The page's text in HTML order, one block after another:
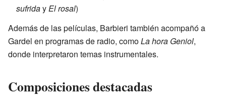
sufridayEl rosal)
Además de las películas, Barbieri también acompañó a
Gardel en programas de radio, comoLa hora Geniol,
donde interpretaron temas instrumentales.
Composiciones destacadas